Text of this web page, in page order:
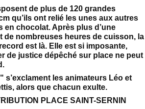
de plus de 120 grandes
qu’ils ont relié les unes aux autres
en chocolat. Après plus d’une
de nombreuses heures de cuisson, la
est là. Elle est si imposante,
de justice dépêché sur place ne peut
s’exclament les animateurs Léo et
alors que chacun exulte.
PLACE SAINT-SERNIN